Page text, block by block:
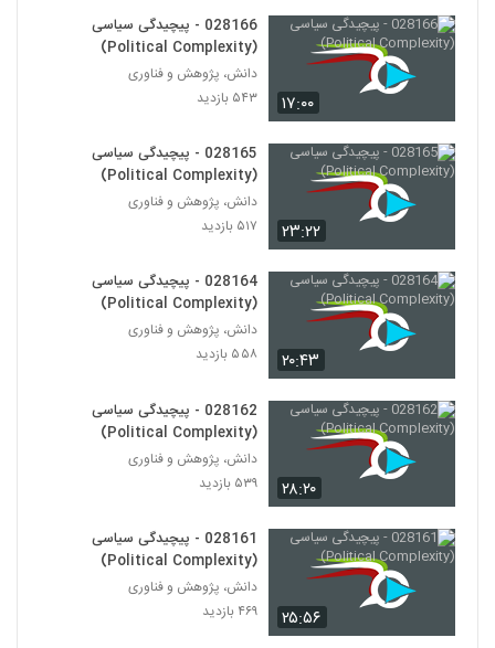
028185 - محیط زیست سیستم (Systems
Ecology)
۵۴۵ بازدید
176
Ecology)
177
Ecology)
028188 - محیط زیست سیستم (Systems
Ecology)
۴۵۹ بازدید
179
Ecology)
Ecology)
۴۷۹ بازدید
Economics)
۴۵۶ بازدید
۱۷:۰۰
028166 - پیچیدگی سیاسی
(Political Complexity)
دانش، پژوهش و فناوری
۵۴۳ بازدید
۲۳:۲۲
028165 - پیچیدگی سیاسی
(Political Complexity)
دانش، پژوهش و فناوری
۵۱۷ بازدید
۲۰:۴۳
028164 - پیچیدگی سیاسی
(Political Complexity)
دانش، پژوهش و فناوری
۵۵۸ بازدید
۲۸:۲۰
028162 - پیچیدگی سیاسی
(Political Complexity)
دانش، پژوهش و فناوری
۵۳۹ بازدید
۲۵:۵۶
028161 - پیچیدگی سیاسی
(Political Complexity)
دانش، پژوهش و فناوری
۴۶۹ بازدید